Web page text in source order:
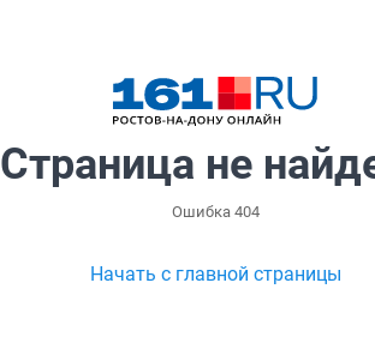
Страница не
Ошибка 404
Начать с главной страницы